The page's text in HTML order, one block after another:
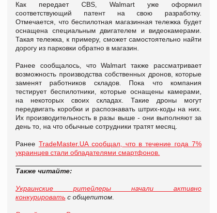
Как передает CBS, Walmart уже оформил
соответствующий патент на свою разработку.
Отмечается, что беспилотная магазинная тележка будет
оснащена специальным двигателем и видеокамерами.
Такая тележка, к примеру, сможет самостоятельно найти
дорогу из парковки обратно в магазин.
Ранее сообщалось, что Walmart также рассматривает
возможность производства собственных дронов, которые
заменят работников складов. Пока что компания
тестирует беспилотники, которые оснащены камерами,
на некоторых своих складах. Такие дроны могут
передвигать коробки и распознавать штрих-коды на них.
Их производительность в разы выше - они выполняют за
день то, на что обычные сотрудники тратят месяц.
Ранее TradeMaster.UA сообщал, что в течение года 7%
украинцев стали обладателями смартфонов.
Также читайте:
Украинские ритейлеры начали активно
конкурировать с общепитом.